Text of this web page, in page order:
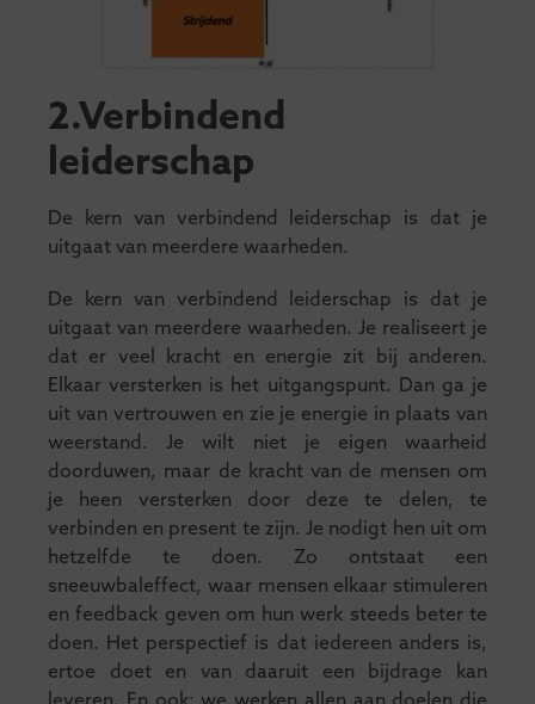
2.Verbindend
leiderschap
De kern van verbindend leiderschap is dat je
uitgaat van meerdere waarheden.
De kern van verbindend leiderschap is dat je
uitgaat van meerdere waarheden. Je realiseert je
dat er veel kracht en energie zit bij anderen.
Elkaar versterken is het uitgangspunt. Dan ga je
uit van vertrouwen en zie je energie in plaats van
weerstand. Je wilt niet je eigen waarheid
doorduwen, maar de kracht van de mensen om
je heen versterken door deze te delen, te
verbinden en present te zijn. Je nodigt hen uit om
hetzelfde te doen. Zo ontstaat een
sneeuwbaleffect, waar mensen elkaar stimuleren
en feedback geven om hun werk steeds beter te
doen. Het perspectief is dat iedereen anders is,
ertoe doet en van daaruit een bijdrage kan